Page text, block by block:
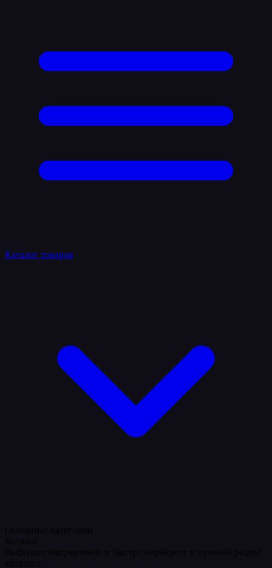
Каталог товаров